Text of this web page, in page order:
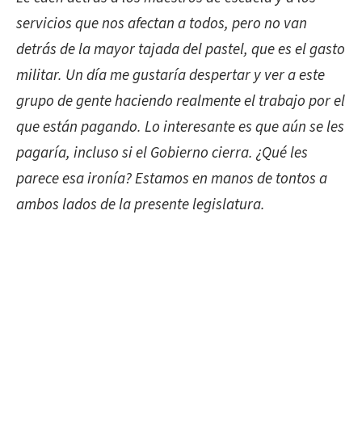
servicios que nos afectan a todos, pero no van
detrás de la mayor tajada del pastel, que es el gasto
militar. Un día me gustaría despertar y ver a este
grupo de gente haciendo realmente el trabajo por el
que están pagando. Lo interesante es que aún se les
pagaría, incluso si el Gobierno cierra. ¿Qué les
parece esa ironía? Estamos en manos de tontos a
ambos lados de la presente legislatura.